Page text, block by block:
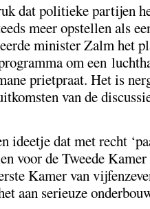
dat politieke partijen
meer opstellen als
minister Zalm het
om een
prietpraat. Het is
van de
ideetje dat met recht
voor de Tweede
Kamer van
aan serieuze